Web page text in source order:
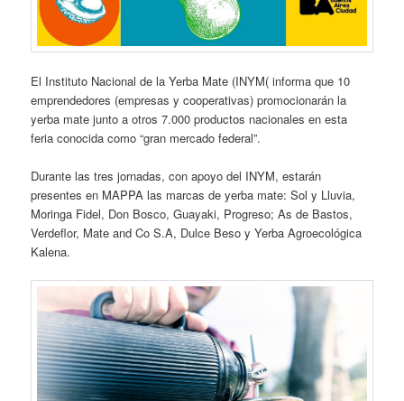
El Instituto Nacional de la Yerba Mate (INYM( informa que 10
emprendedores (empresas y cooperativas) promocionarán la
yerba mate junto a otros 7.000 productos nacionales en esta
feria conocida como “gran mercado federal”.
Durante las tres jornadas, con apoyo del INYM, estarán
presentes en MAPPA las marcas de yerba mate: Sol y Lluvia,
Moringa Fidel, Don Bosco, Guayaki, Progreso; As de Bastos,
Verdeflor, Mate and Co S.A, Dulce Beso y Yerba Agroecológica
Kalena.